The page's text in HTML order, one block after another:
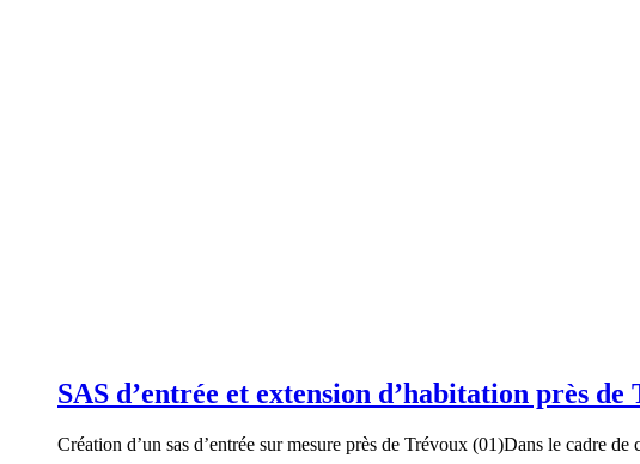
SAS d’entrée et extension d’habitation près de
Création d’un sas d’entrée sur mesure près de Trévoux (01)Dans le cadre